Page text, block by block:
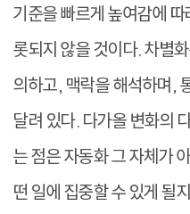
기준을 빠르게 높여감에
롯되지 않을 것이다. 차별
의하고, 맥락을 해석하며,
달려 있다. 다가올 변화의
는 점은 자동화 그 자체가
떤 일에 집중할 수 있게 될